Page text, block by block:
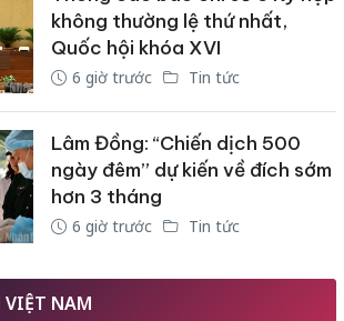
không thường lệ thứ nhất,
Quốc hội khóa XVI
6 giờ trước Tin tức
Lâm Đồng: “Chiến dịch 500
ngày đêm” dự kiến về đích sớm
hơn 3 tháng
6 giờ trước Tin tức
VIỆT NAM